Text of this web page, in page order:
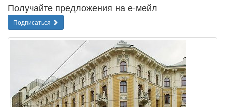
Получайте предложения на е-мейл
Подписаться